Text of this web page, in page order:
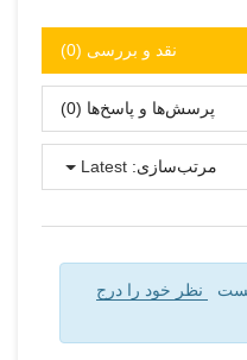
نقد و بررسی‌‌ (0)
پرسش‌ها و پاسخ‌ها (0)
مرتب‌سازی: Latest
نظر خود را درج